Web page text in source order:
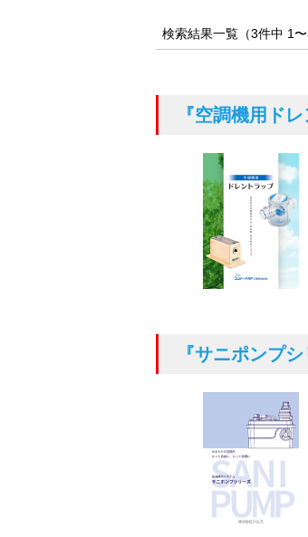
検索結果一覧（3件中 1〜
『空調機用ド
『サニポンプシ